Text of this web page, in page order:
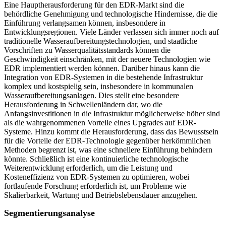
Eine Hauptherausforderung für den EDR-Markt sind die
behördliche Genehmigung und technologische Hindernisse, die die
Einführung verlangsamen können, insbesondere in
Entwicklungsregionen. Viele Länder verlassen sich immer noch auf
traditionelle Wasseraufbereitungstechnologien, und staatliche
Vorschriften zu Wasserqualitätsstandards können die
Geschwindigkeit einschränken, mit der neuere Technologien wie
EDR implementiert werden können. Darüber hinaus kann die
Integration von EDR-Systemen in die bestehende Infrastruktur
komplex und kostspielig sein, insbesondere in kommunalen
Wasseraufbereitungsanlagen. Dies stellt eine besondere
Herausforderung in Schwellenländern dar, wo die
Anfangsinvestitionen in die Infrastruktur möglicherweise höher sind
als die wahrgenommenen Vorteile eines Upgrades auf EDR-
Systeme. Hinzu kommt die Herausforderung, dass das Bewusstsein
für die Vorteile der EDR-Technologie gegenüber herkömmlichen
Methoden begrenzt ist, was eine schnellere Einführung behindern
könnte. Schließlich ist eine kontinuierliche technologische
Weiterentwicklung erforderlich, um die Leistung und
Kosteneffizienz von EDR-Systemen zu optimieren, wobei
fortlaufende Forschung erforderlich ist, um Probleme wie
Skalierbarkeit, Wartung und Betriebslebensdauer anzugehen.
Segmentierungsanalyse